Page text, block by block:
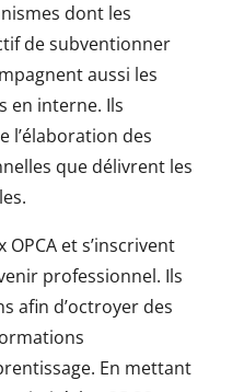
dont les
de subventionner
aussi les
en interne. Ils
l’élaboration des
que délivrent les
OPCA et s’inscrivent
professionnel. Ils
afin d’octroyer des
En mettant